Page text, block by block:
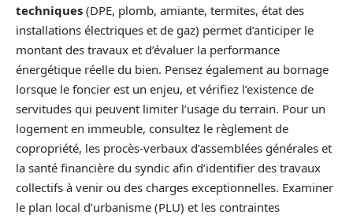
techniques (DPE, plomb, amiante, termites, état des
installations électriques et de gaz) permet d’anticiper le
montant des travaux et d’évaluer la performance
énergétique réelle du bien. Pensez également au bornage
lorsque le foncier est un enjeu, et vérifiez l’existence de
servitudes qui peuvent limiter l’usage du terrain. Pour un
logement en immeuble, consultez le règlement de
copropriété, les procès-verbaux d’assemblées générales et
la santé financière du syndic afin d’identifier des travaux
collectifs à venir ou des charges exceptionnelles. Examiner
le plan local d’urbanisme (PLU) et les contraintes